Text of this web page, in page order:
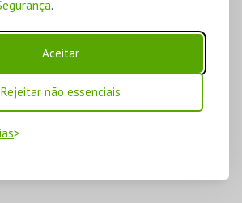
.
Aceitar
Rejeitar não essenciais
- Escolher o cartão/voucher/passe para
no botão para aplicar as alterações e
indicar o código de barras do
avançar para o próximo passo.